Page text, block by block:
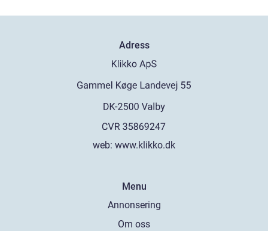
Adress
web: www.klikko.dk
Menu
Annonsering
Om oss